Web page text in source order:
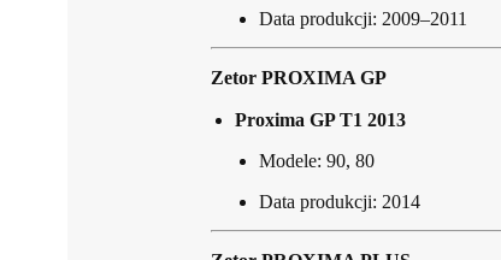
Data produkcji: 2009–2011
Zetor PROXIMA GP
Proxima GP T1 2013
Modele: 90, 80
Data produkcji: 2014